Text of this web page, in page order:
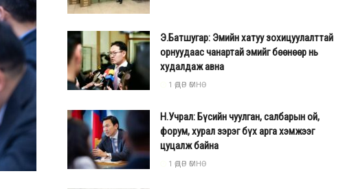
Э.Батшугар: Эмийн хатуу зохицуулалттай
орнуудаас чанартай эмийг бөөнөөр нь
худалдаж авна
1 ӨДӨР ӨМНӨ
Н.Учрал: Бүсийн чуулган, салбарын ой,
форум, хурал зэрэг бүх арга хэмжээг
цуцалж байна
1 ӨДӨР ӨМНӨ